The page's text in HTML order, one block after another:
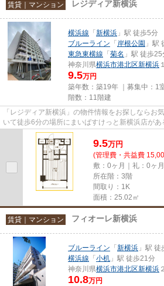
賃貸｜マンション レジディア新横浜
横浜線 「 新横浜 」駅 徒歩5分
ブルーライン 「 岸根公園 」駅
東急東横線 「 菊名 」駅 徒歩25
神奈川県横浜市港北区新横浜
9.5万円
築年数：築19年 ｜募集中： 1
階数：11階建
「レジディア新横浜」の物件情報をお探しならお
いて徒歩6分の場所にまいばすけっと新横浜店が
敷地内ごみ置き場・エレベータ...
9.5万円
(管理費・共益費
敷：0ヶ月｜礼：0ヶ月
所在階：3階
間取り：1K
面積：25.02㎡
賃貸｜マンション フィオーレ新横浜
ブルーライン 「 新横浜 」駅 徒
横浜線 「 小机 」駅 徒歩21分
神奈川県横浜市港北区新横浜
10.8万円